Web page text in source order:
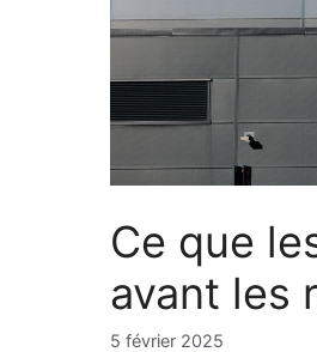
Ce que
avant les
5 février 2025